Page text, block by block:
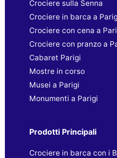
Crociere sulla Senna
Crociere in barca a
Crociere con cena a
Crociere con pranzo a
Cabaret Parigi
Mostre in corso
Musei a Parigi
Monumenti a Parigi
Prodotti Principali
Crociere in barca con i